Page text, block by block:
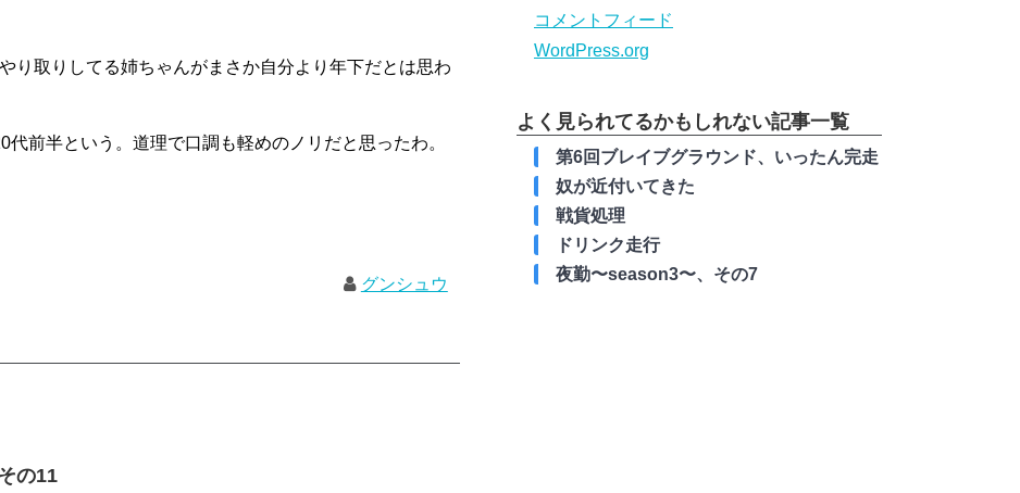
り取りしてる姉ちゃんがまさか自分より年下だとは思わ
前半という。道理で口調も軽めのノリだと思ったわ。
グンシュウ
の11
コメントフィード
WordPress.org
よく見られてるかもしれない記事一覧
第6回ブレイブグラウンド、いったん完走
奴が近付いてきた
戦貨処理
ドリンク走行
夜勤〜season3〜、その7